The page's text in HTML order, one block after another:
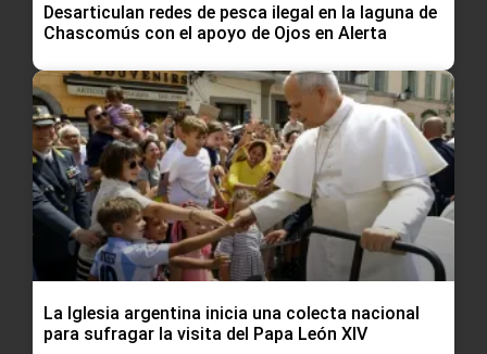
Desarticulan redes de pesca ilegal en la laguna de
Chascomús con el apoyo de Ojos en Alerta
La Iglesia argentina inicia una colecta nacional
para sufragar la visita del Papa León XIV